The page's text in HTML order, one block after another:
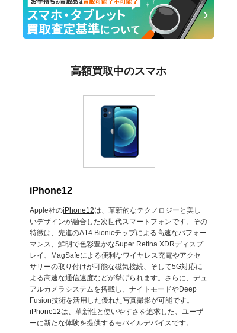
高額買取中のスマホ
iPhone12
Apple社のiPhone12は、革新的なテクノロジーと美し
いデザインが融合した次世代スマートフォンです。その
特徴は、先進のA14 Bionicチップによる高速なパフォー
マンス、鮮明で色彩豊かなSuper Retina XDRディスプ
レイ、MagSafeによる便利なワイヤレス充電やアクセ
サリーの取り付けが可能な磁気接続、そして5G対応に
よる高速な通信速度などが挙げられます。さらに、デュ
アルカメラシステムを搭載し、ナイトモードやDeep
Fusion技術を活用した優れた写真撮影が可能です。
iPhone12は、革新性と使いやすさを追求した、ユーザ
ーに新たな体験を提供するモバイルデバイスです。